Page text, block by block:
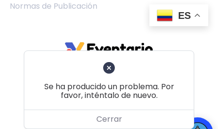
ES
Normas de Publicación
Volver al principio
© 2026 Eventario Colombia SAS
Se ha producido un problema. Por
favor, inténtalo de nuevo.
Cerrar